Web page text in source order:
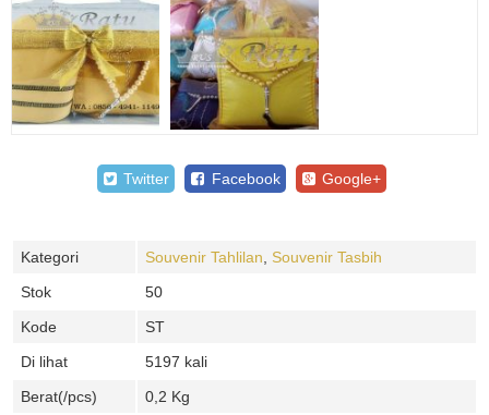
Twitter Facebook Google+
Kategori Souvenir Tahlilan
Souvenir Tasbih
Stok
50
Kode
ST
Di lihat
5197 kali
Berat(/pcs)
0,2 Kg